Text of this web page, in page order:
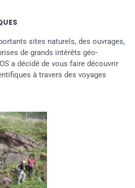
sites naturels, des ouvrages,
de grands intérêts géo-
a décidé de vous faire découvrir
à travers des voyages